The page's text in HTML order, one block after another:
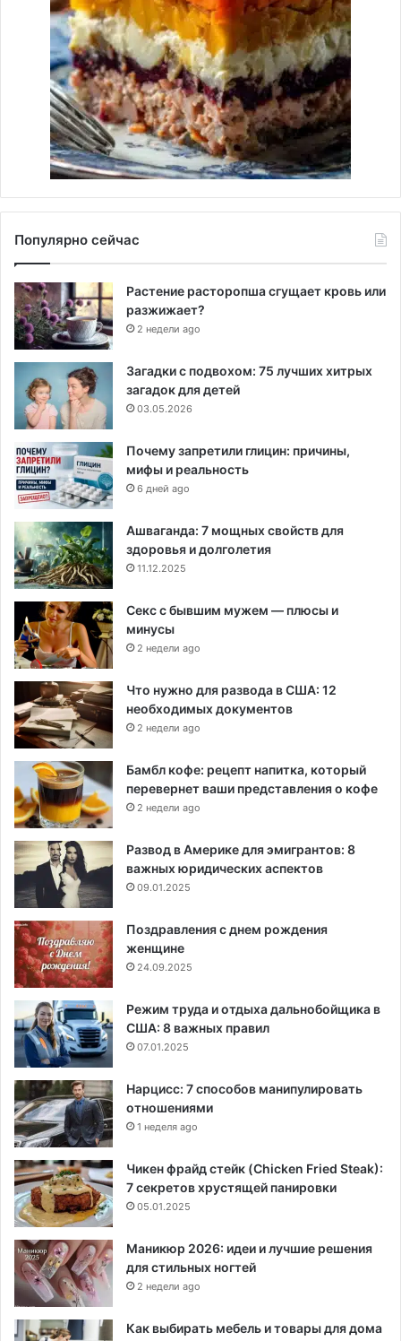
Популярно сейчас
Растение расторопша сгущает кровь или
разжижает?
2 недели ago
Загадки с подвохом: 75 лучших хитрых
загадок для детей
03.05.2026
Почему запретили глицин: причины,
мифы и реальность
6 дней ago
Ашваганда: 7 мощных свойств для
здоровья и долголетия
11.12.2025
Секс с бывшим мужем — плюсы и
минусы
2 недели ago
Что нужно для развода в США: 12
необходимых документов
2 недели ago
Бамбл кофе: рецепт напитка, который
перевернет ваши представления о кофе
2 недели ago
Развод в Америке для эмигрантов: 8
важных юридических аспектов
09.01.2025
Поздравления с днем рождения
женщине
24.09.2025
Режим труда и отдыха дальнобойщика в
США: 8 важных правил
07.01.2025
Нарцисс: 7 способов манипулировать
отношениями
1 неделя ago
Чикен фрайд стейк (Chicken Fried Steak):
7 секретов хрустящей панировки
05.01.2025
Маникюр 2026: идеи и лучшие решения
для стильных ногтей
2 недели ago
Как выбирать мебель и товары для дома